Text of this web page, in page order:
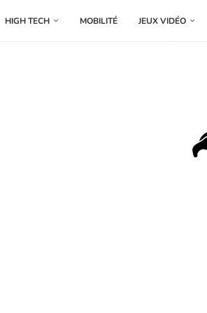
HIGH TECH MOBILITÉ JEUX VIDÉO